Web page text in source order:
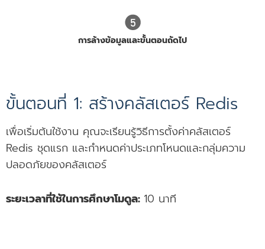
การล้างข้อมูลและขั้นตอนถัดไป
ขั้นตอนที่ 1: สร้างคลัสเตอร์ Redis
เพื่อเริ่มต้นใช้งาน คุณจะเรียนรู้วิธีการตั้งค่าคลัสเตอร์
Redis ชุดแรก และกำหนดค่าประเภทโหนดและกลุ่มความ
ปลอดภัยของคลัสเตอร์
ระยะเวลาที่ใช้ในการศึกษาโมดูล: 10 นาที